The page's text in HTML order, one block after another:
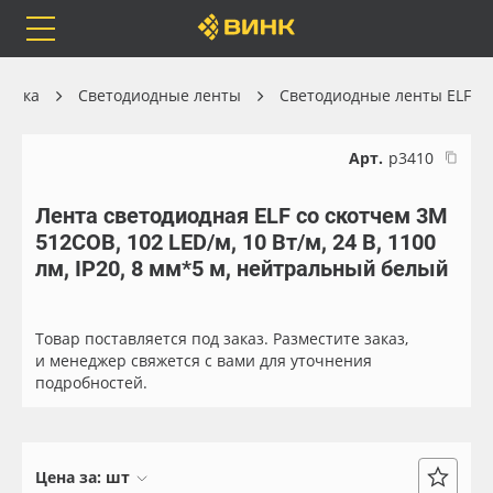
Каталог
Orafol
Бренды
Доставка
Весь каталог
Рулонные материалы
Самоклеящиеся плёнки
Листовые материалы
Светодиодные ленты Светодиодные ленты ELF
Арт. р3410
Лента светодиодная ELF со скотчем 3М
512COB, 102 LED/м, 10 Вт/м, 24 В, 1100
лм, IP20, 8 мм*5 м, нейтральный белый
Товар поставляется под заказ. Разместите заказ,
и менеджер свяжется с вами для уточнения
подробностей.
Цена за: шт